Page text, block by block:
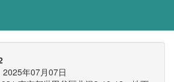
年07月07日